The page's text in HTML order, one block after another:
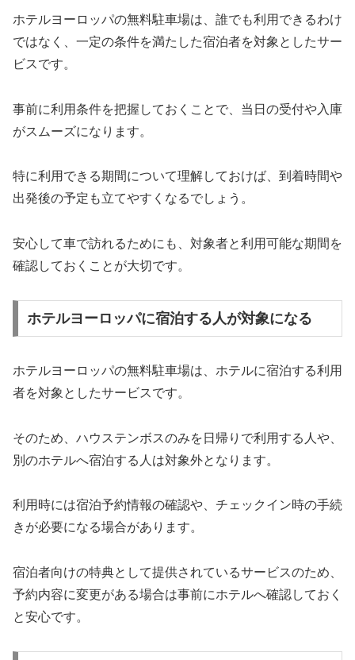
ホテルヨーロッパの無料駐車場は、誰でも利用できるわけ
ではなく、一定の条件を満たした宿泊者を対象としたサー
ビスです。
事前に利用条件を把握しておくことで、当日の受付や入庫
がスムーズになります。
特に利用できる期間について理解しておけば、到着時間や
出発後の予定も立てやすくなるでしょう。
安心して車で訪れるためにも、対象者と利用可能な期間を
確認しておくことが大切です。
ホテルヨーロッパに宿泊する人が対象になる
ホテルヨーロッパの無料駐車場は、ホテルに宿泊する利用
者を対象としたサービスです。
そのため、ハウステンボスのみを日帰りで利用する人や、
別のホテルへ宿泊する人は対象外となります。
利用時には宿泊予約情報の確認や、チェックイン時の手続
きが必要になる場合があります。
宿泊者向けの特典として提供されているサービスのため、
予約内容に変更がある場合は事前にホテルへ確認しておく
と安心です。